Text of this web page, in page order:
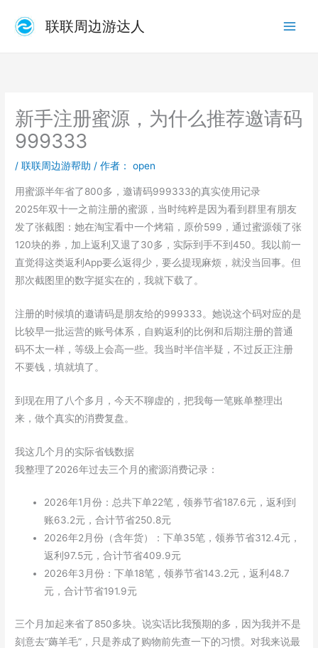
联联周边游达人
新手注册蜜源，为什么推荐邀请码
999333
/联联周边游帮助 / 作者： open
用蜜源半年省了800多，邀请码999333的真实使用记录
2025年双十一之前注册的蜜源，当时纯粹是因为看到群里有朋友
发了张截图：她在淘宝看中一个烤箱，原价599，通过蜜源领了张
120块的券，加上返利又退了30多，实际到手不到450。我以前一
直觉得这类返利App要么返得少，要么提现麻烦，就没当回事。但
那次截图里的数字挺实在的，我就下载了。
注册的时候填的邀请码是朋友给的999333。她说这个码对应的是
比较早一批运营的账号体系，自购返利的比例和后期注册的普通
码不太一样，等级上会高一些。我当时半信半疑，不过反正注册
不要钱，填就填了。
到现在用了八个多月，今天不聊虚的，把我每一笔账单整理出
来，做个真实的消费复盘。
我这几个月的实际省钱数据
我整理了2026年过去三个月的蜜源消费记录：
2026年1月份：总共下单22笔，领券节省187.6元，返利到
账63.2元，合计节省250.8元
2026年2月份（含年货）：下单35笔，领券节省312.4元，
返利97.5元，合计节省409.9元
2026年3月份：下单18笔，领券节省143.2元，返利48.7
元，合计节省191.9元
三个月加起来省了850多块。说实话比我预期的多，因为我并不是
刻意去”薅羊毛”，只是养成了购物前先查一下的习惯。对我来说最